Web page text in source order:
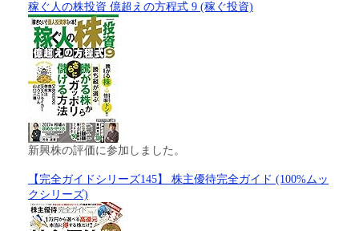
稼ぐ人の株投資 億超えの方程式 9 (稼ぐ投資)
新興株の評価に参加しました。
【完全ガイドシリーズ145】 株主優待完全ガイド (100%ムッ
クシリーズ)